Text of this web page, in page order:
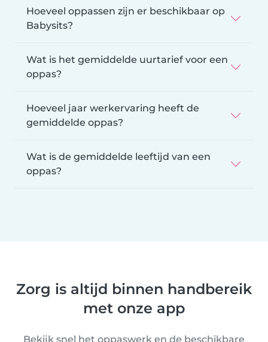
Hoeveel oppassen zijn er beschikbaar op
Babysits?
Wat is het gemiddelde uurtarief voor een
oppas?
Hoeveel jaar werkervaring heeft de
gemiddelde oppas?
Wat is de gemiddelde leeftijd van een
oppas?
Zorg is altijd binnen handbereik
met onze app
Bekijk snel het oppaswerk en de beschikbare